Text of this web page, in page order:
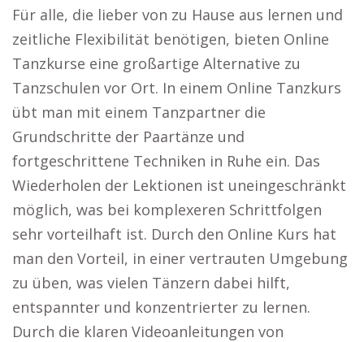
Für alle, die lieber von zu Hause aus lernen und
zeitliche Flexibilität benötigen, bieten Online
Tanzkurse eine großartige Alternative zu
Tanzschulen vor Ort. In einem Online Tanzkurs
übt man mit einem Tanzpartner die
Grundschritte der Paartänze und
fortgeschrittene Techniken in Ruhe ein. Das
Wiederholen der Lektionen ist uneingeschränkt
möglich, was bei komplexeren Schrittfolgen
sehr vorteilhaft ist. Durch den Online Kurs hat
man den Vorteil, in einer vertrauten Umgebung
zu üben, was vielen Tänzern dabei hilft,
entspannter und konzentrierter zu lernen.
Durch die klaren Videoanleitungen von